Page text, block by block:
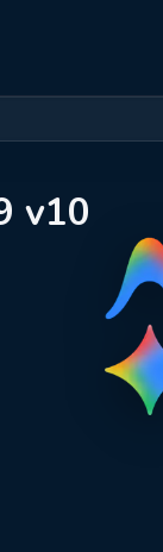
v10